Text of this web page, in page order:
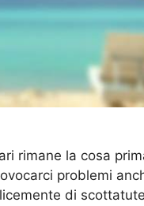
rimane la cosa
problemi
di